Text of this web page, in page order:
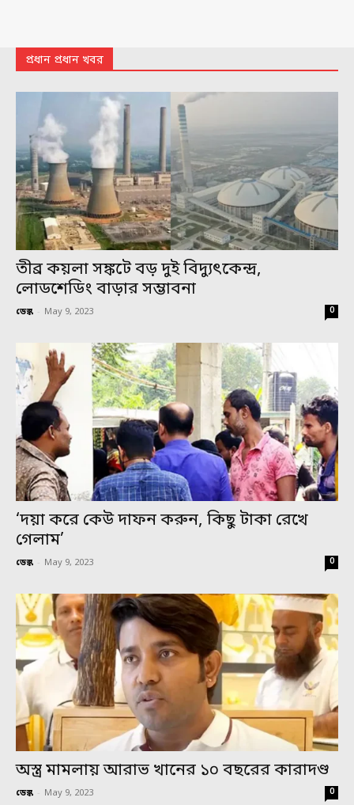
প্রধান প্রধান খবর
তীব্র কয়লা সঙ্কটে বড় দুই বিদ্যুৎকেন্দ্র,
লোডশেডিং বাড়ার সম্ভাবনা
ডেস্ক - May 9, 2023 0
‘দয়া করে কেউ দাফন করুন, কিছু টাকা রেখে
গেলাম’
ডেস্ক - May 9, 2023 0
অস্ত্র মামলায় আরাভ খানের ১০ বছরের কারাদণ্ড
ডেস্ক - May 9, 2023 0